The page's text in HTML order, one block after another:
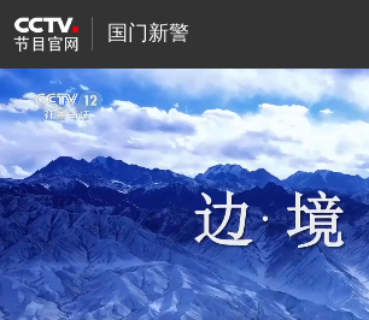
国门新警